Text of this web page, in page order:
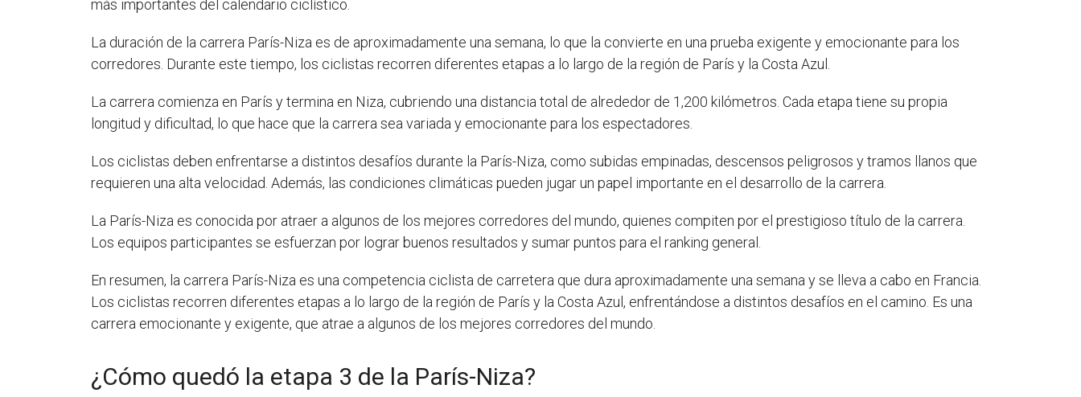
más importantes del calendario ciclístico.
La duración de la carrera París-Niza es de aproximadamente una semana, lo que la convierte en una prueba exigente y emocionante para los
corredores. Durante este tiempo, los ciclistas recorren diferentes etapas a lo largo de la región de París y la Costa Azul.
La carrera comienza en París y termina en Niza, cubriendo una distancia total de alrededor de 1,200 kilómetros. Cada etapa tiene su propia
longitud y dificultad, lo que hace que la carrera sea variada y emocionante para los espectadores.
Los ciclistas deben enfrentarse a distintos desafíos durante la París-Niza, como subidas empinadas, descensos peligrosos y tramos llanos que
requieren una alta velocidad. Además, las condiciones climáticas pueden jugar un papel importante en el desarrollo de la carrera.
La París-Niza es conocida por atraer a algunos de los mejores corredores del mundo, quienes compiten por el prestigioso título de la carrera.
Los equipos participantes se esfuerzan por lograr buenos resultados y sumar puntos para el ranking general.
En resumen, la carrera París-Niza es una competencia ciclista de carretera que dura aproximadamente una semana y se lleva a cabo en Francia.
Los ciclistas recorren diferentes etapas a lo largo de la región de París y la Costa Azul, enfrentándose a distintos desafíos en el camino. Es una
carrera emocionante y exigente, que atrae a algunos de los mejores corredores del mundo.
¿Cómo quedó la etapa 3 de la París-Niza?